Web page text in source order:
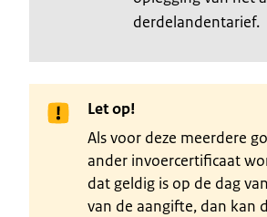
derdelandentarief.
Let op!
Als voor deze meerdere
ander invoercertificaat
dat geldig is op de dag
van de aangifte, dan kan